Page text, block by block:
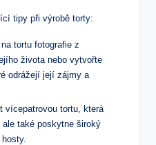
tipy při výrobě torty:
tortu fotografie z
života nebo vytvořte
odrážejí její zájmy a
vícepatrovou tortu, která
také poskytne široký